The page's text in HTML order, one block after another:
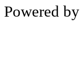
Powered by